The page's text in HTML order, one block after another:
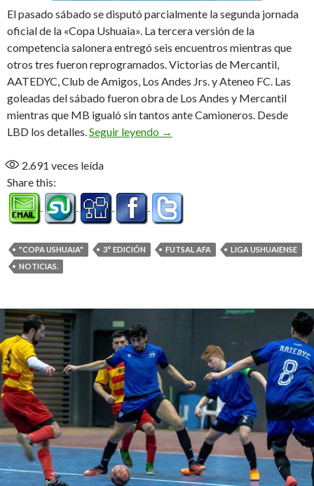
El pasado sábado se disputó parcialmente la segunda jornada
oficial de la «Copa Ushuaia». La tercera versión de la
competencia salonera entregó seis encuentros mientras que
otros tres fueron reprogramados. Victorias de Mercantil,
AATEDYC, Club de Amigos, Los Andes Jrs. y Ateneo FC. Las
goleadas del sábado fueron obra de Los Andes y Mercantil
mientras que MB igualó sin tantos ante Camioneros. Desde
LBD los detalles.Seguir leyendo Fecha parcial
→
2.691 veces leída
Share this:
"COPA USHUAIA" 3° EDICIÓN FUTSAL AFA
LIGA USHUAIENSE
NOTICIAS.